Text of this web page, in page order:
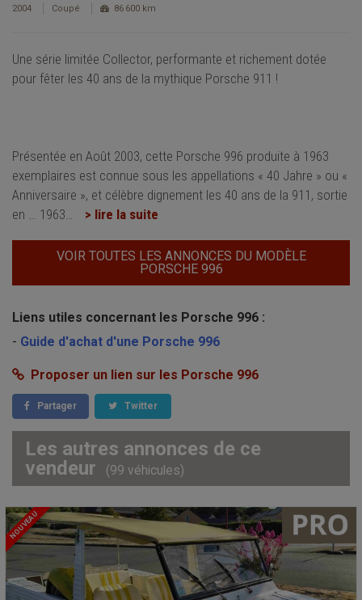
2004 Coupé 86 600 km
Une série limitée Collector, performante et richement dotée
pour fêter les 40 ans de la mythique Porsche 911 !
Présentée en Août 2003, cette Porsche 996 produite à 1963
exemplaires est connue sous les appellations « 40 Jahre » ou «
Anniversaire », et célèbre dignement les 40 ans de la 911, sortie
en … 1963
> lire la suite
VOIR TOUTES LES ANNONCES DU MODÈLE
PORSCHE 996
Liens utiles concernant les Porsche 996 :
- Guide d'achat d'une Porsche 996
Proposer un lien sur les Porsche 996
Partager Twitter
Les autres annonces de ce
vendeur
(99 véhicules)
NOUVEAU